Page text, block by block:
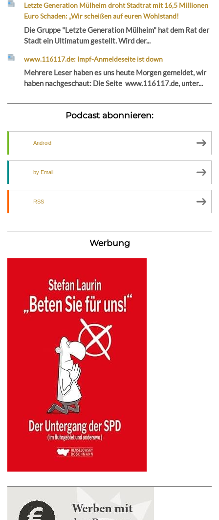
Letzte Generation Mülheim droht Stadtrat mit 16,5 Millionen
Euro Schaden: „Wir scheißen auf euren Wohlstand!
Die Gruppe "Letzte Generation Mülheim" hat dem Rat der
Stadt ein Ultimatum gestellt. Wird der...
www.116117.de: Impf-Anmeldeseite ist down
Mehrere Leser haben es uns heute Morgen gemeldet, wir
haben nachgeschaut: Die Seite www.116117.de, unter...
Podcast abonnieren:
Android
by Email
RSS
Werbung